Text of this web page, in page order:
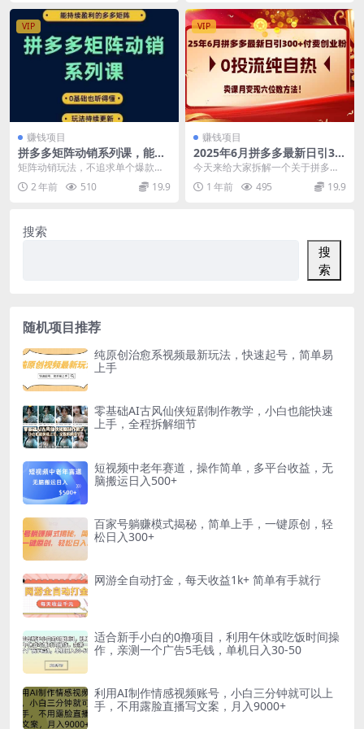
VIP
赚钱项目
拼多多矩阵动销系列课，能持
续盈利的多多矩阵，0基础也
听得懂，玩法持续更新
矩阵动销玩法，不追求单个爆款，
追求实现每个链接都盈利，每个店
都盈利，形成动销矩阵...
2 年前 510 19.9
VIP
赚钱项目
2025年6月拼多多最新日引30
0+付费创业粉，0投流纯自热
卖课月变现六位数方法
今天来给大家拆解一个关于拼多多
引流创业粉的课程，那这个课程里
面非常的详细，一共包...
1 年前 495 19.9
搜索
搜
索
随机项目推荐
纯原创治愈系视频最新玩法，快速起号，简单易
上手
零基础AI古风仙侠短剧制作教学，小白也能快速
上手，全程拆解细节
短视频中老年赛道，操作简单，多平台收益，无
脑搬运日入500+
百家号躺赚模式揭秘，简单上手，一键原创，轻
松日入300+
网游全自动打金，每天收益1k+ 简单有手就行
适合新手小白的0撸项目，利用午休或吃饭时间操
作，亲测一个广告5毛钱，单机日入30-50
利用AI制作情感视频账号，小白三分钟就可以上
手，不用露脸直播写文案，月入9000+